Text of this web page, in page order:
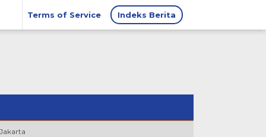
Terms of Service Indeks Berita